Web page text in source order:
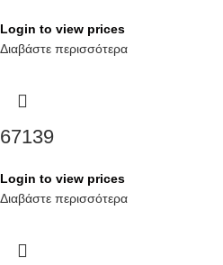
Login to view prices
Διαβάστε περισσότερα
67139
Login to view prices
Διαβάστε περισσότερα